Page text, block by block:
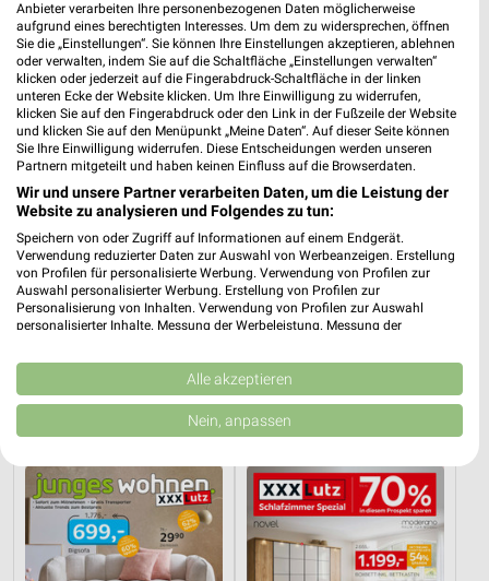
Opti Wohnwelt
Gültig bis Mi. 30.09.
Thomas Philipps
Angebote ab 03.08.
Noch morgen gültig
XXXLutz XXXLutz
Anbieter verarbeiten Ihre personenbezogenen Daten möglicherweise
aufgrund eines berechtigten Interesses. Um dem zu widersprechen, öffnen
Sie die „Einstellungen“. Sie können Ihre Einstellungen akzeptieren, ablehnen
oder verwalten, indem Sie auf die Schaltfläche „Einstellungen verwalten“
klicken oder jederzeit auf die Fingerabdruck-Schaltfläche in der linken
unteren Ecke der Website klicken. Um Ihre Einwilligung zu widerrufen,
klicken Sie auf den Fingerabdruck oder den Link in der Fußzeile der Website
und klicken Sie auf den Menüpunkt „Meine Daten“. Auf dieser Seite können
Sie Ihre Einwilligung widerrufen. Diese Entscheidungen werden unseren
Partnern mitgeteilt und haben keinen Einfluss auf die Browserdaten.
Wir und unsere Partner verarbeiten Daten, um die Leistung der
Website zu analysieren und Folgendes zu tun:
Speichern von oder Zugriff auf Informationen auf einem Endgerät.
Verwendung reduzierter Daten zur Auswahl von Werbeanzeigen. Erstellung
von Profilen für personalisierte Werbung. Verwendung von Profilen zur
Auswahl personalisierter Werbung. Erstellung von Profilen zur
Personalisierung von Inhalten. Verwendung von Profilen zur Auswahl
personalisierter Inhalte. Messung der Werbeleistung. Messung der
Kombinationen von Daten aus verschiedenen Quellen. Entwicklung und
Verbesserung der Angebote. Verwendung reduzierter Daten zur Auswahl
von Inhalten.
Daten können außerhalb der Europäischen Union weitergegeben und in die
USA gesendet werden.
Website/App.
Partnerliste anzeigen (1 IAB-Anbieter)
Wir nutzen Ihre Daten für folgende Zwecke:
IAB-Verarbeitungszwecke:
Alle akzeptieren
Nein, anpassen